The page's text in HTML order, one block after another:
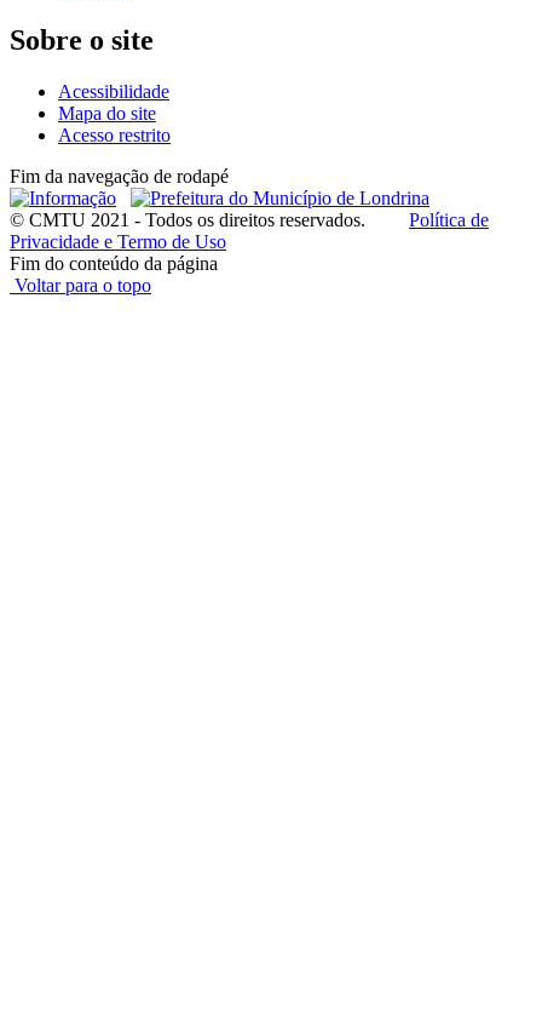
Sobre o site
Acessibilidade
Mapa do site
Acesso restrito
Fim da navegação de rodapé
© CMTU 2021 - Todos os direitos reservados. Política de
Privacidade e Termo de Uso
Fim do conteúdo da página
Voltar para o topo